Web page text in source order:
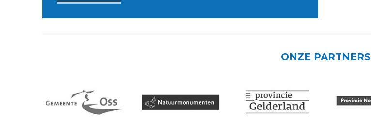
ONZE PARTNERS